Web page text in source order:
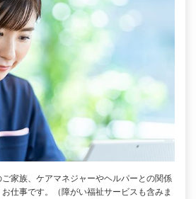
家族、ケアマネジャーやヘルパーとの関係
仕事です。（障がい福祉サービスも含みま